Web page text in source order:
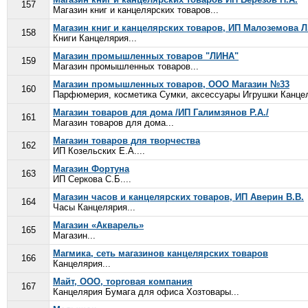
157
Магазин книг и канцелярских товаров...
158
Магазин книг и канцелярских товаров, ИП Малоземова
Книги Канцелярия...
159
Магазин промышленных товаров "ЛИНА"
Магазин промышленных товаров...
160
Магазин промышленных товаров, ООО Магазин №33
Парфюмерия, косметика Сумки, аксессуары Игрушки
161
Магазин товаров для дома /ИП Галимзянов Р.А./
Магазин товаров для дома...
162
Магазин товаров для творчества
ИП Козельских Е.А....
163
Магазин Фортуна
ИП Серкова С.Б....
164
Магазин часов и канцелярских товаров, ИП Аверин В.В.
Часы Канцелярия...
165
Магазин «Акварель»
Магазин...
166
Магмика, сеть магазинов канцелярских товаров
Канцелярия...
167
Майт, ООО, торговая компания
Канцелярия Бумага для офиса Хозтовары...